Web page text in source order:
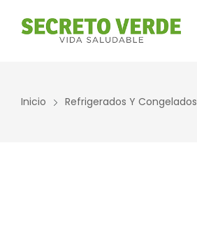
Inicio Refrigerados Y Congelados